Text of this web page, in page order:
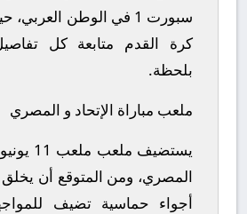
سبورت 1 في الوطن
كرة القدم متابعة كل
بلحظة.
ملعب مباراة الإتحاد و المصري
يستضيف
المصري، ومن المتوقع أن
أجواء حماسية تضيف